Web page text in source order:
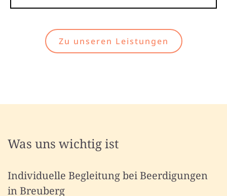
Zu unseren Leistungen
Was uns wichtig ist
Individuelle Begleitung bei Beerdigungen
in Breuberg